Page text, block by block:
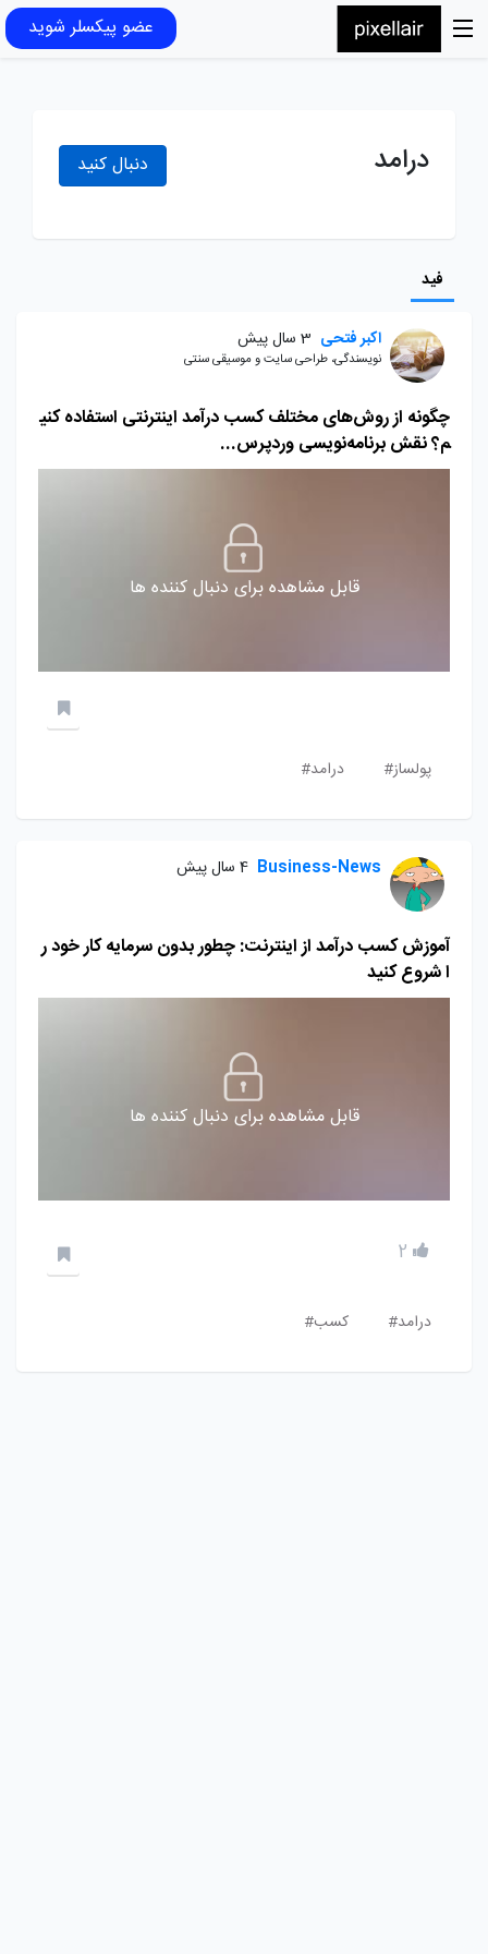
عضو پیکسلر شوید
درامد دنبال کنید
فید
اکبر فتحی 3 سال پیش
نویسندگی، طراحی سایت و موسیقی سنتی
چگونه از روش‌های مختلف کسب درآمد اینترنتی استفاده کنی
م؟ نقش برنامه‌نویسی وردپرس...
قابل مشاهده برای دنبال کننده ها
پولساز# درامد#
Business-News 4 سال پیش
آموزش کسب درآمد از اینترنت: چطور بدون سرمایه کار خود ر
ا شروع کنید
قابل مشاهده برای دنبال کننده ها
2
درامد# کسب#